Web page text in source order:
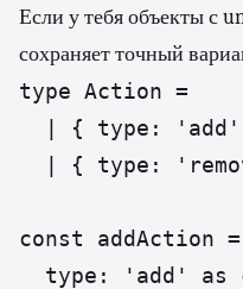
Если у тебя объекты с
сохраняет точный
type Action =
| { type:
| { type:
const addAction
type: 'add' as